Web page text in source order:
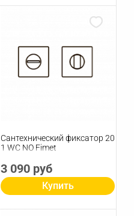
Сантехнический фиксатор 20
1 WC NO Fimet
3 090 руб
Купить